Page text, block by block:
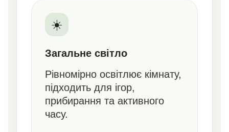
☀️
Загальне світло
Рівномірно освітлює кімнату,
підходить для ігор,
прибирання та активного
часу.